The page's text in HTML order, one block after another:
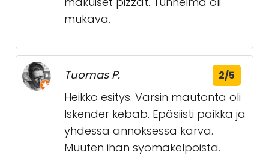
mukava.
Tuomas P. 2/5
Heikko esitys. Varsin mautonta oli
Iskender kebab. Epäsiisti paikka ja
yhdessä annoksessa karva.
Muuten ihan syömäkelpoista.